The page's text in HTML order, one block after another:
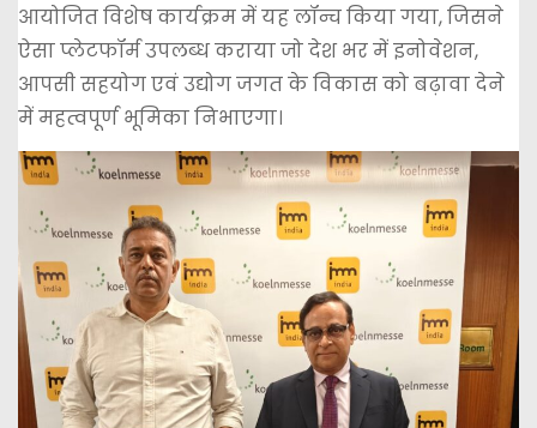
आयोजित विशेष कार्यक्रम में यह लॉन्च किया गया, जिसने
ऐसा प्लेटफॉर्म उपलब्ध कराया जो देश भर में इनोवेशन,
आपसी सहयोग एवं उद्योग जगत के विकास को बढ़ावा देने
में महत्वपूर्ण भूमिका निभाएगा।